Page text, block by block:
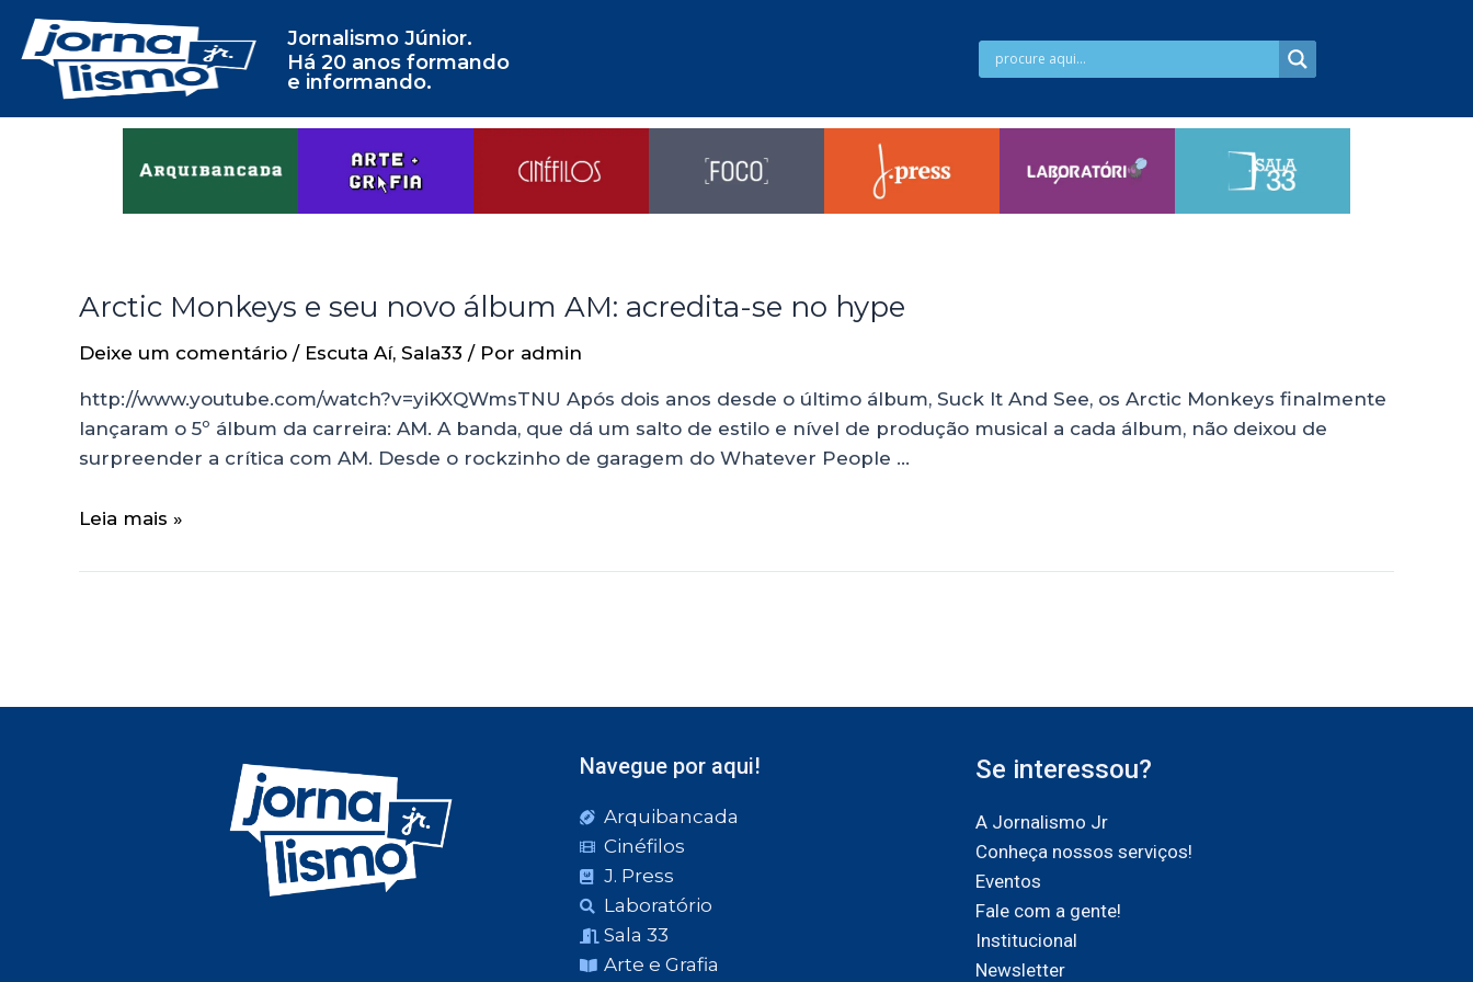
Jornalismo Júnior.
Há 20 anos formando
e informando.
Arctic Monkeys e seu novo álbum AM: acredita-se no hype
Deixe um comentário / Escuta Aí, Sala33 / Por admin
http://www.youtube.com/watch?v=yiKXQWmsTNU Após dois anos desde o último álbum, Suck It And See, os Arctic Monkeys finalmente
lançaram o 5º álbum da carreira: AM. A banda, que dá um salto de estilo e nível de produção musical a cada álbum, não deixou de
surpreender a crítica com AM. Desde o rockzinho de garagem do Whatever People …
Leia mais »
Navegue por aqui!
Arquibancada
Cinéfilos
J. Press
Laboratório
Sala 33
Arte e Grafia
Se interessou?
A Jornalismo Jr
Conheça nossos serviços!
Eventos
Fale com a gente!
Institucional
Newsletter